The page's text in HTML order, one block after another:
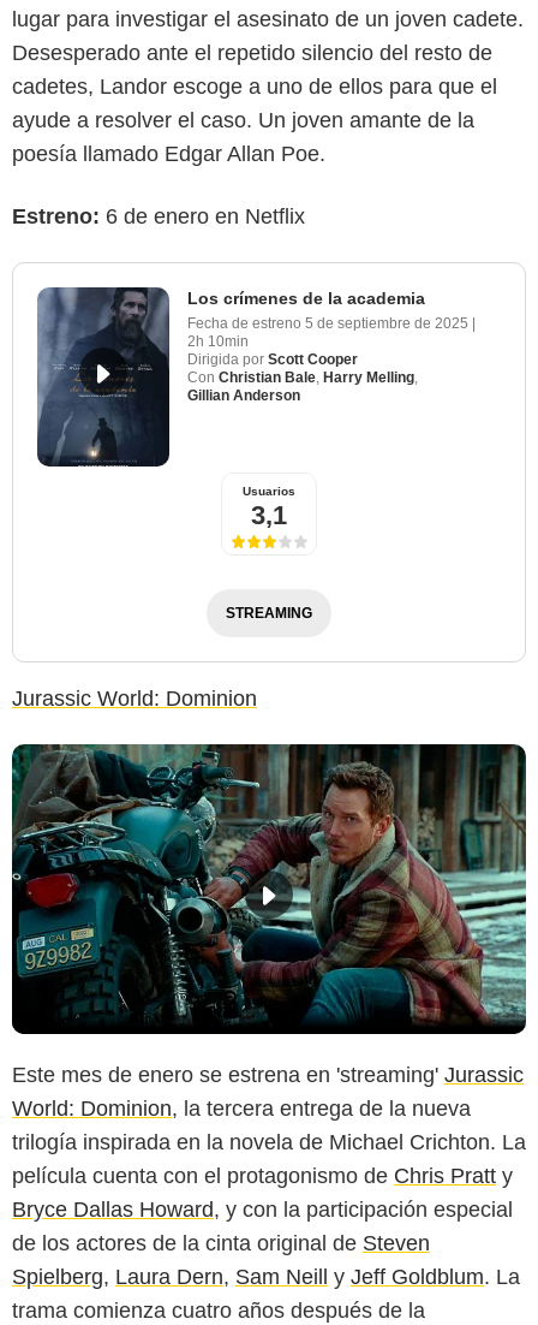
lugar para investigar el asesinato de un joven cadete.
Desesperado ante el repetido silencio del resto de
cadetes, Landor escoge a uno de ellos para que el
ayude a resolver el caso. Un joven amante de la
poesía llamado Edgar Allan Poe.
Estreno: 6 de enero en Netflix
Los crímenes de la academia
Fecha de estreno 5 de septiembre de 2025
2h 10min
Dirigida por Scott Cooper
Con Christian Bale, Harry Melling,
Gillian Anderson
Usuarios
3,1
STREAMING
Jurassic World: Dominion
Este mes de enero se estrena en 'streaming' Jurassic
World: Dominion, la tercera entrega de la nueva
trilogía inspirada en la novela de Michael Crichton. La
película cuenta con el protagonismo de Chris Pratt y
Bryce Dallas Howard, y con la participación especial
de los actores de la cinta original de Steven
Spielberg, Laura Dern, Sam Neill y Jeff Goldblum. La
trama comienza cuatro años después de la